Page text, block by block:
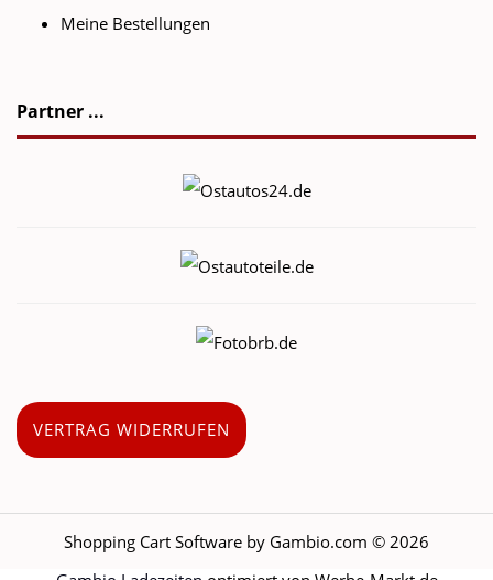
Meine Bestellungen
Partner ...
VERTRAG WIDERRUFEN
Shopping Cart Software by Gambio.com © 2026